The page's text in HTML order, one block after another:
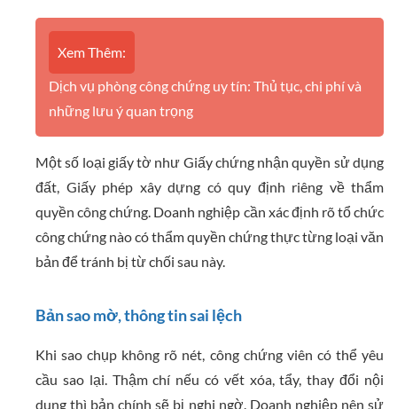
Xem Thêm:
Dịch vụ phòng công chứng uy tín: Thủ tục, chi phí và
những lưu ý quan trọng
Một số loại giấy tờ như Giấy chứng nhận quyền sử dụng
đất, Giấy phép xây dựng có quy định riêng về thẩm
quyền công chứng. Doanh nghiệp cần xác định rõ tổ chức
công chứng nào có thẩm quyền chứng thực từng loại văn
bản để tránh bị từ chối sau này.
Bản sao mờ, thông tin sai lệch
Khi sao chụp không rõ nét, công chứng viên có thể yêu
cầu sao lại. Thậm chí nếu có vết xóa, tẩy, thay đổi nội
dung thì bản chính sẽ bị nghi ngờ. Doanh nghiệp nên sử